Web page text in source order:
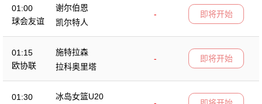
01:00
球会友谊
谢尔伯恩
-
凯尔特人
即将开始
01:15
欧协联
施特拉森
-
拉科奥里塔
即将开始
01:30
冰岛女篮U20